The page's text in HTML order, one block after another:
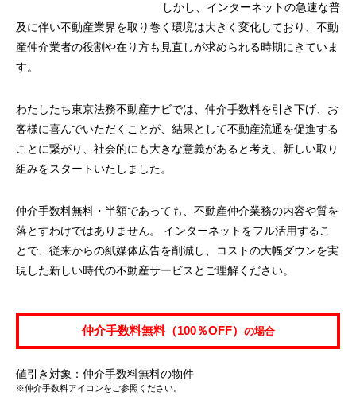
しかし、インターネットの急速な普
及に伴い不動産業界を取り巻く環境は大きく変化しており、不動
産仲介業者の役割や在り方も見直しが求められる時期にきていま
す。
わたしたち東京法務不動産ナビでは、仲介手数料を引き下げ、お
客様に喜んでいただくことが、結果として不動産流通を促進する
ことに繋がり、社会的にも大きな意義があると考え、新しい取り
組みをスタートいたしました。
仲介手数料無料・半額であっても、不動産仲介業務の内容や質を
落とすわけではありません。 インターネットをフル活用するこ
とで、従来からの紙媒体広告を削減し、コストの大幅ダウンを実
現した新しい時代の不動産サービスとご理解ください。
仲介手数料無料（100％OFF） の場合
値引き対象：仲介手数料無料の物件
※仲介手数料アイコンをご参照ください。